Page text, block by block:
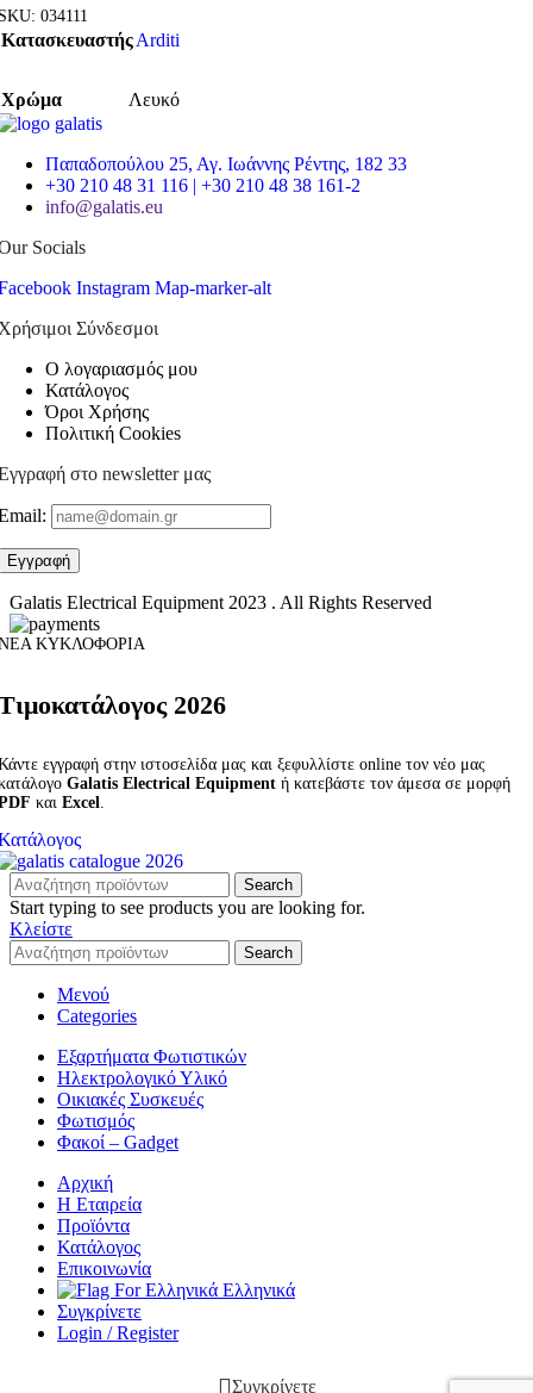
034111
ΚατασκευαστήςArditi
Χρώμα Λευκό
Παπαδοπούλου 25, Αγ. Ιωάννης Ρέντης, 182 33
+30 210 48 31 116 | +30 210 48 38 161-2
info@galatis.eu
Socials
Instagram Map-marker-alt
Σύνδεσμοι
Ο λογαριασμός μου
Κατάλογος
Όροι Χρήσης
Πολιτική Cookies
στο newsletter μας
Galatis Electrical Equipment2023 . All Rights Reserved
ΚΥΚΛΟΦΟΡΙΑ
2026
εγγραφή στην ιστοσελίδα μας και ξεφυλλίστε online τον νέο μας
Galatis Electrical Equipment ή κατεβάστε τον άμεσα σε μορφή
και Excel
Search
Start typing to see products you are looking for.
Κλείστε
Search
Μενού
Categories
Εξαρτήματα Φωτιστικών
Ηλεκτρολογικό Υλικό
Οικιακές Συσκευές
Φωτισμός
Φακοί – Gadget
Αρχική
Η Εταιρεία
Προϊόντα
Κατάλογος
Επικοινωνία
Ελληνικά
Συγκρίνετε
Login / Register
Συγκρίνετε